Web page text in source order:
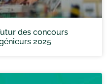
des concours
2025